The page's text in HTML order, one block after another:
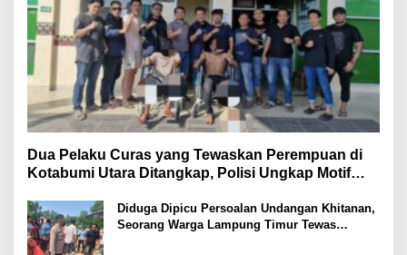
Dua Pelaku Curas yang Tewaskan Perempuan di
Kotabumi Utara Ditangkap, Polisi Ungkap Motif
Diduga Dipicu Persoalan Undangan Khitanan,
Seorang Warga Lampung Timur Tewas